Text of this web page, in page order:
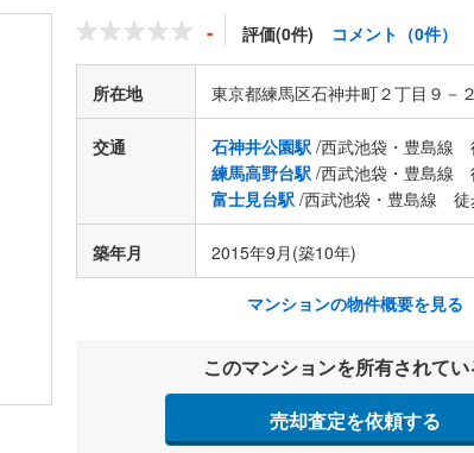
- 評価(0件) コメント（0件）
所在地 東京都練馬区石神井町２丁目９－２
交通 石神井公園駅 /西武池袋・豊島線
練馬高野台駅 /西武池袋・豊島線
富士見台駅 /西武池袋・豊島線 徒
築年月 2015年9月(築10年)
マンションの物件概要を見る
このマンションを所有されて
売却査定を依頼する